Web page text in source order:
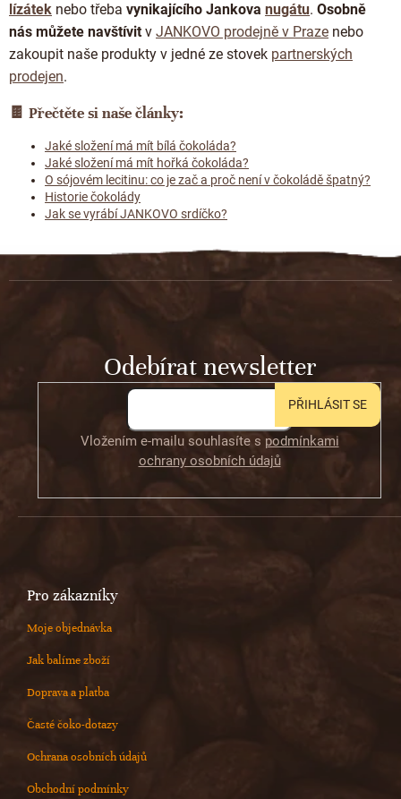
lízátek nebo třeba vynikajícího Jankova nugátu. Osobně
nás můžete navštívit v JANKOVO prodejně v Praze nebo
zakoupit naše produkty v jedné ze stovek partnerských
prodejen.
🍫 Přečtěte si naše články:
Jaké složení má mít bílá čokoláda?
Jaké složení má mít hořká čokoláda?
O sójovém lecitinu: co je zač a proč není v čokoládě špatný?
Historie čokolády
Jak se vyrábí JANKOVO srdíčko?
Z
Odebírat newsletter
Vložením e-mailu souhlasíte s podmínkami
ochrany osobních údajů
PŘIHLÁSIT SE
Pro zákazníky
Moje objednávka
Jak balíme zboží
Doprava a platba
Časté čoko-dotazy
Ochrana osobních údajů
Obchodní podmínky